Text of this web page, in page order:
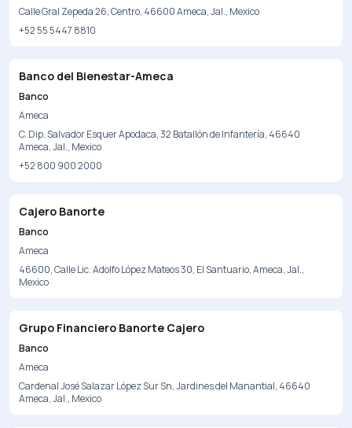
Calle Gral Zepeda 26, Centro, 46600 Ameca, Jal., Mexico
+52 55 5447 8810
Banco del Bienestar-Ameca
Banco
Ameca
C. Dip. Salvador Esquer Apodaca, 32 Batallón de Infantería, 46640
Ameca, Jal., Mexico
+52 800 900 2000
Cajero Banorte
Banco
Ameca
46600, Calle Lic. Adolfo López Mateos 30, El Santuario, Ameca, Jal.,
Mexico
Grupo Financiero Banorte Cajero
Banco
Ameca
Cardenal José Salazar López Sur Sn, Jardines del Manantial, 46640
Ameca, Jal., Mexico